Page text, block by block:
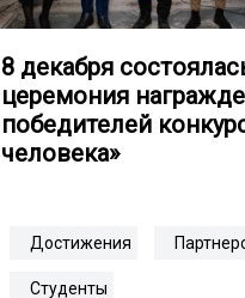
8 декабря
церемония
победителей
человека»
Достижения
Студенты